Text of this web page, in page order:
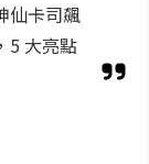
仙卡司飆
5 大亮點